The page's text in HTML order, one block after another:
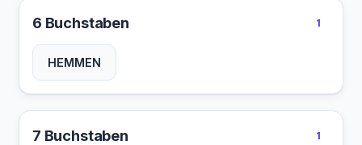
6 Buchstaben 1
HEMMEN
7 Buchstaben 1